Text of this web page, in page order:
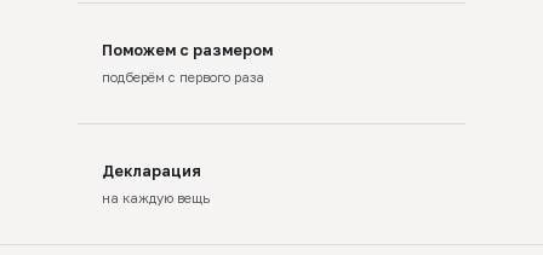
Поможем с размером
подберём с первого раза
Декларация
на каждую вещь